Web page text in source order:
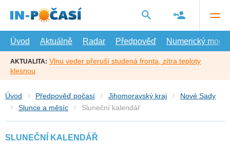
hlavní
Úvod
Aktuálně Radar Předpověď Numerický model
AKTUALITA: Vlnu veder přeruší studená fronta, zítra teploty
klesnou
Úvod Předpověď počasí Jihomoravský kraj
Nové Sady
Slunce a měsíc
Sluneční kalendář
SLUNEČNÍ KALENDÁŘ